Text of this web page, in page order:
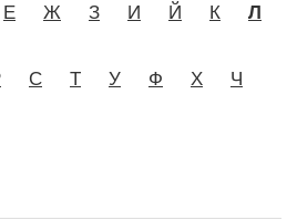
Е Ж З И Й К Л
С Т У Ф Х Ч